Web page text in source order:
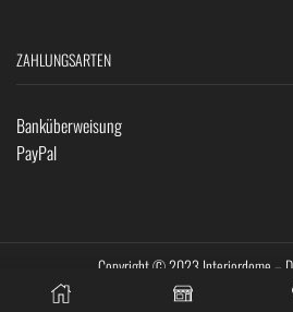
ZAHLUNGSARTEN
Banküberweisung
PayPal
Copyright © 2023 Interiordome –